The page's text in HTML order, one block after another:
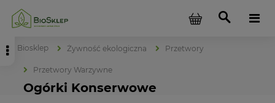
Biosklep Żywność ekologiczna Przetwory
Przetwory Warzywne
Ogórki Konserwowe